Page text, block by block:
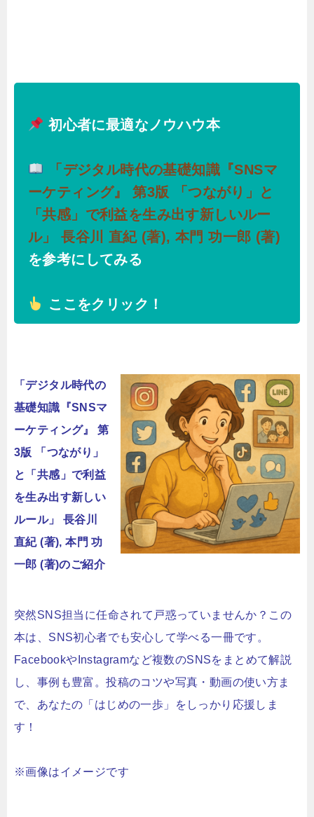
初心者に最適なノウハウ本
「デジタル時代の基礎知識『SNSマ
ーケティング』 第3版 「つながり」と
「共感」で利益を生み出す新しいルー
ル」 長谷川 直紀 (著), 本門 功一郎 (著)
を参考にしてみる
ここをクリック！
「デジタル時代の
基礎知識『SNSマ
ーケティング』 第
3版 「つながり」
と「共感」で利益
を生み出す新しい
ルール」 長谷川
直紀 (著), 本門 功
一郎 (著)のご紹介
突然SNS担当に任命されて戸惑っていませんか？この
本は、SNS初心者でも安心して学べる一冊です。
FacebookやInstagramなど複数のSNSをまとめて解説
し、事例も豊富。投稿のコツや写真・動画の使い方ま
で、あなたの「はじめの一歩」をしっかり応援しま
す！
※画像はイメージです